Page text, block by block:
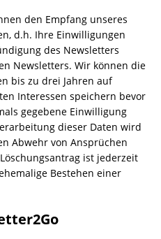
den Empfang unseres
d.h. Ihre Einwilligungen
des Newsletters
Newsletters. Wir können die
bis zu drei Jahren auf
Interessen speichern bevor
gegebene Einwilligung
dieser Daten wird
Abwehr von Ansprüchen
ist jederzeit
Bestehen einer